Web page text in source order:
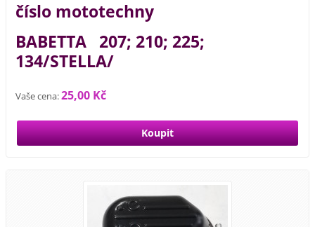
číslo mototechny
BABETTA 207; 210; 225;
134/STELLA/
Vaše cena:25,00 Kč